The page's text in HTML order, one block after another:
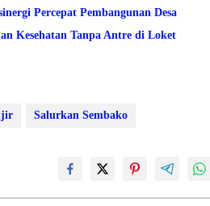
Percepat Pembangunan Desa
Kesehatan Tanpa Antre di Loket
Salurkan Sembako